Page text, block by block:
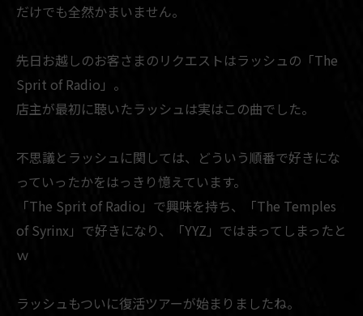
だけでも全然かまいません。
先日お越しのお客さまのリクエストはラッシュの「The
Sprit of Radio」。
店主が最初に聴いたラッシュは実はこの曲でした。
不思議とラッシュに関しては、どういう順番で好きにな
っていったかをはっきり憶えています。
「The Sprit of Radio」で興味を持ち、「The Temples
of Syrinx」で好きになり、「YYZ」ではまってしまったと
ｗ
ラッシュもついに復活ツアーが始まりましたね。